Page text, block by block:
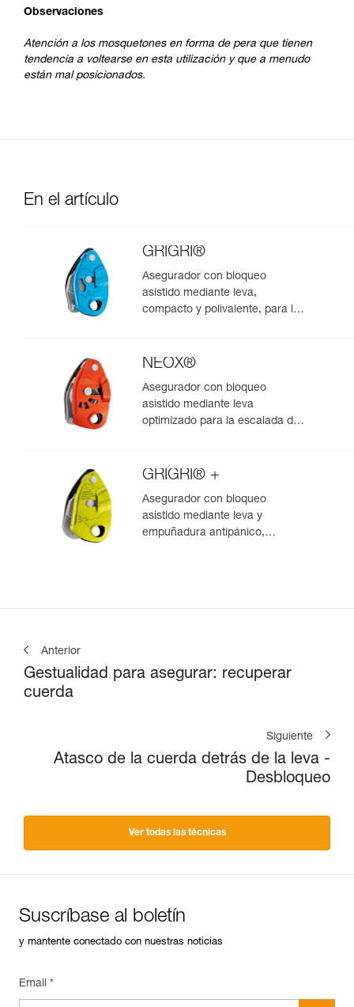
Observaciones
Atención a los mosquetones en forma de pera que tienen
tendencia a voltearse en esta utilización y que a menudo
están mal posicionados.
En el artículo
GRIGRI®
Asegurador con bloqueo
asistido mediante leva,
compacto y polivalente, para la
NEOX®
Asegurador con bloqueo
asistido mediante leva
optimizado para la escalada de
GRIGRI® +
Asegurador con bloqueo
asistido mediante leva y
empuñadura antipánico,
Anterior
Gestualidad para asegurar: recuperar
cuerda
Siguiente
Atasco de la cuerda detrás de la leva -
Desbloqueo
Ver todas las técnicas
Suscríbase al boletín
y mantente conectado con nuestras noticias
Email *